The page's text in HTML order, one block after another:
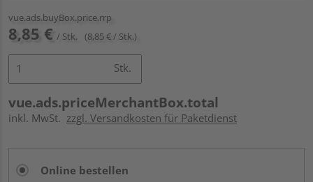
vue.ads.buyBox.price.rrp
8,85 € / Stk. (8,85 € / Stk.)
Stk.
vue.ads.priceMerchantBox.total
inkl. MwSt. zzgl. Versandkosten für Paketdienst
Online bestellen